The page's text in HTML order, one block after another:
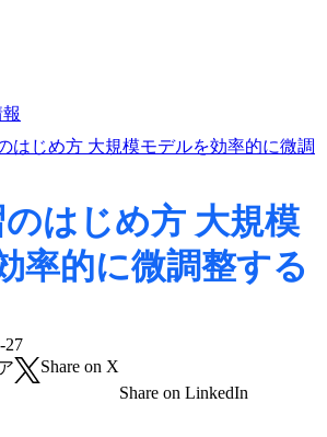
はじめ方 大規模モデルを効率的に微調
はじめ方 大規模
率的に微調整する
27
Share on X
Share on LinkedIn